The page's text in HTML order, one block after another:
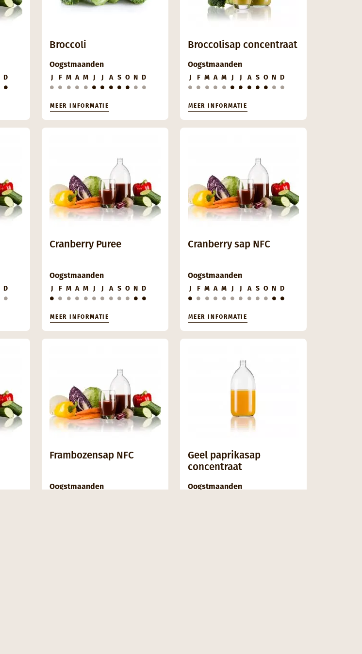
D
Broccoli
Oogstmaanden
J F M A M J J A S O N D
MEER INFORMATIE
Broccolisap concentraat
Oogstmaanden
J F M A M J J A S O N D
MEER INFORMATIE
D
Cranberry Puree
Oogstmaanden
J F M A M J J A S O N D
MEER INFORMATIE
Cranberry sap NFC
Oogstmaanden
J F M A M J J A S O N D
MEER INFORMATIE
Frambozensap NFC
Oogstmaanden
Geel paprikasap
concentraat
Oogstmaanden